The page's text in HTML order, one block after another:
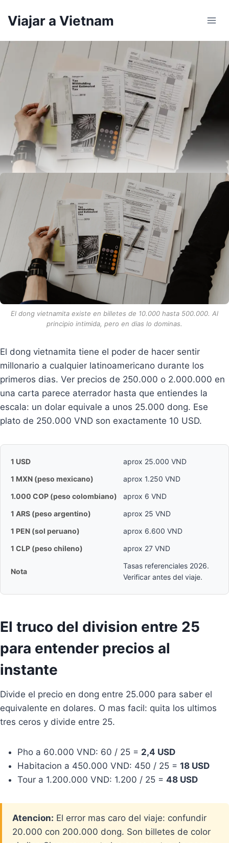
Viajar a Vietnam
El dong vietnamita existe en billetes de 10.000 hasta 500.000. Al
principio intimida, pero en dias lo dominas.
El dong vietnamita tiene el poder de hacer sentir
millonario a cualquier latinoamericano durante los
primeros dias. Ver precios de 250.000 o 2.000.000 en
una carta parece aterrador hasta que entiendes la
escala: un dolar equivale a unos 25.000 dong. Ese
plato de 250.000 VND son exactamente 10 USD.
1 USD
aprox 25.000 VND
1 MXN (peso mexicano)
aprox 1.250 VND
1.000 COP (peso colombiano)
aprox 6 VND
1 ARS (peso argentino)
aprox 25 VND
1 PEN (sol peruano)
aprox 6.600 VND
1 CLP (peso chileno)
aprox 27 VND
Nota
Tasas referenciales 2026.
Verificar antes del viaje.
El truco del division entre 25
para entender precios al
instante
Divide el precio en dong entre 25.000 para saber el
equivalente en dolares. O mas facil: quita los ultimos
tres ceros y divide entre 25.
Pho a 60.000 VND: 60 / 25 = 2,4 USD
Habitacion a 450.000 VND: 450 / 25 = 18 USD
Tour a 1.200.000 VND: 1.200 / 25 = 48 USD
Atencion: El error mas caro del viaje: confundir
20.000 con 200.000 dong. Son billetes de color